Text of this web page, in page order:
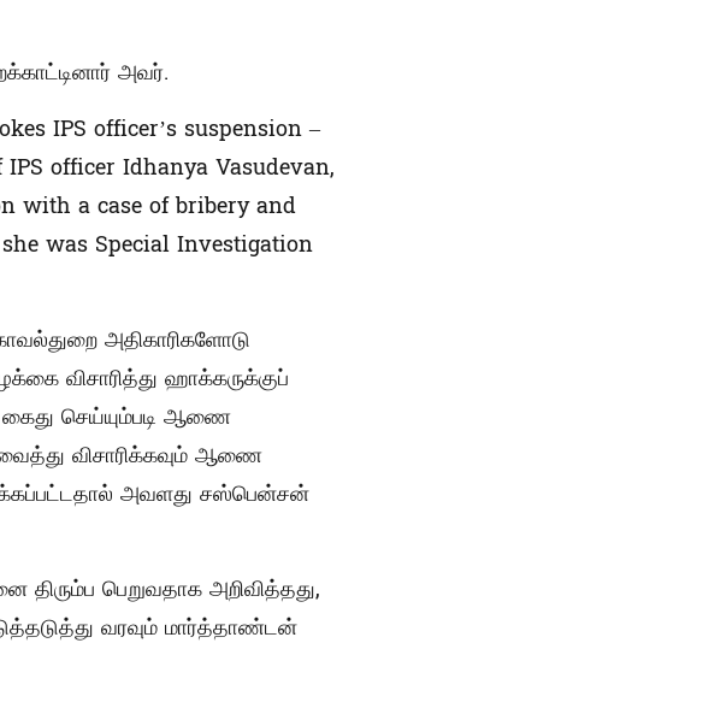
அவர்.
IPS officer’s suspension –
officer Idhanya Vasudevan,
with a case of bribery and
was Special Investigation
அதிகாரிகளோடு
விசாரித்து ஹாக்கருக்குப்
செய்யும்படி ஆணை
விசாரிக்கவும் ஆணை
அவளது சஸ்பென்சன்
பெறுவதாக அறிவித்தது,
வரவும் மார்த்தாண்டன்